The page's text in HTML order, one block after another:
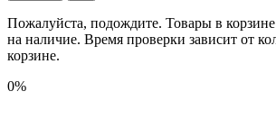
Пожалуйста, подождите. Товары в
на наличие. Время проверки зависит от
корзине.
0%